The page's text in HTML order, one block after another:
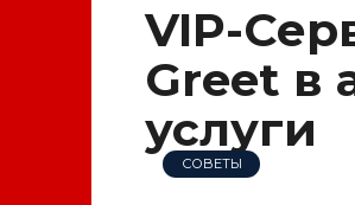
VIP-
Greet в
услуги
СОВЕТЫ